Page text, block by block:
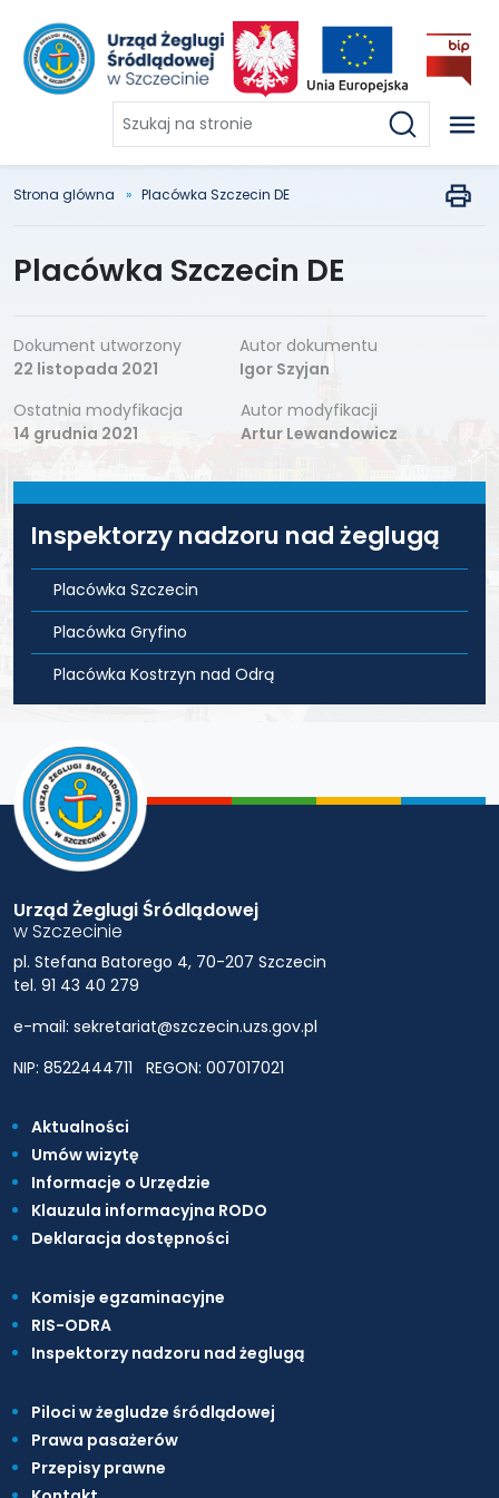
Szukaj
na
stronie
Strona glówna Placówka Szczecin DE
Placówka Szczecin DE
Dokument utworzony
22 listopada 2021
Autor dokumentu
Igor Szyjan
Ostatnia modyfikacja
14 grudnia 2021
Autor modyfikacji
Artur Lewandowicz
Inspektorzy nadzoru nad żeglugą
Placówka Szczecin
Placówka Gryfino
Placówka Kostrzyn nad Odrą
Urząd Żeglugi Śródlądowej
w Szczecinie
pl. Stefana Batorego 4, 70-207 Szczecin
tel. 91 43 40 279
e-mail: sekretariat@szczecin.uzs.gov.pl
NIP: 8522444711
REGON: 007017021
Aktualności
Umów wizytę
Informacje o Urzędzie
Klauzula informacyjna RODO
Deklaracja dostępności
Komisje egzaminacyjne
RIS-ODRA
Inspektorzy nadzoru nad żeglugą
Piloci w żegludze śródlądowej
Prawa pasażerów
Przepisy prawne